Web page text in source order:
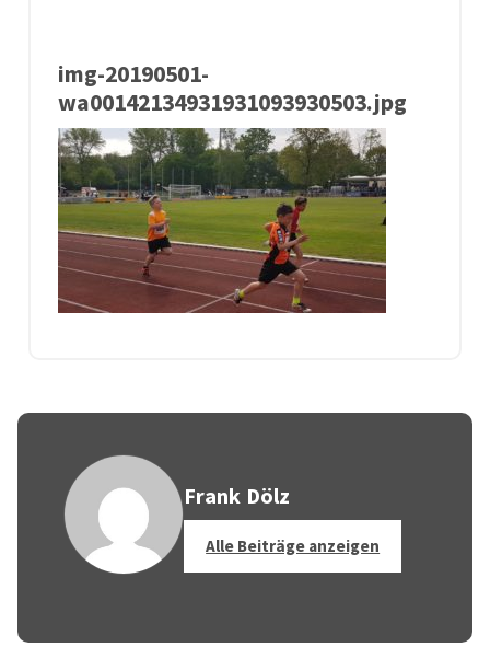
img-20190501-
wa00142134931931093930503.jpg
Frank Dölz
Alle Beiträge anzeigen